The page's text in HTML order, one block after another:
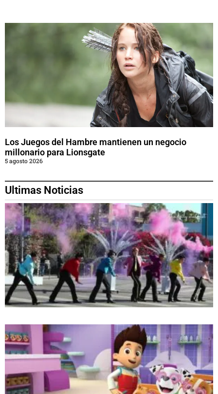
Los Juegos del Hambre mantienen un negocio
millonario para Lionsgate
5 agosto 2026
Ultimas Noticias